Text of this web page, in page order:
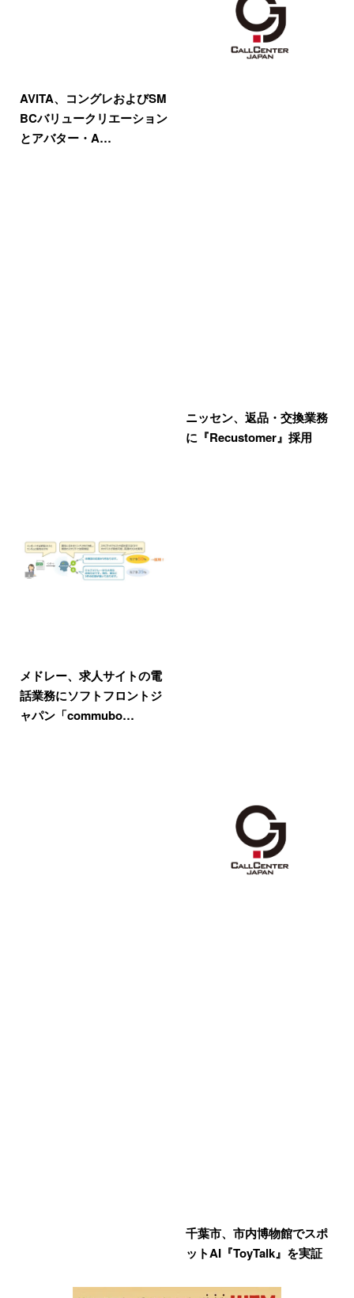
AVITA、コングレおよびSM
BCバリュークリエーション
とアバター・A…
ニッセン、返品・交換業務
に『Recustomer』採用
メドレー、求人サイトの電
話業務にソフトフロントジ
ャパン「commubo…
千葉市、市内博物館でスポ
ットAI『ToyTalk』を実証